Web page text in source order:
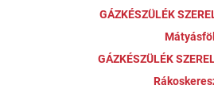
GÁZKÉSZÜLÉK
GÁZKÉSZÜLÉK